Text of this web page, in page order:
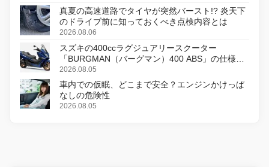
真夏の高速道路でタイヤが突然バースト!? 炎天下
のドライブ前に知っておくべき点検内容とは
2026.08.06
スズキの400ccラグジュアリースクーター
「BURGMAN（バーグマン）400 ABS」の仕様を
変更し、8月18日に発売
2026.08.05
車内での仮眠、どこまで安全？エンジンかけっぱ
なしの危険性
2026.08.05